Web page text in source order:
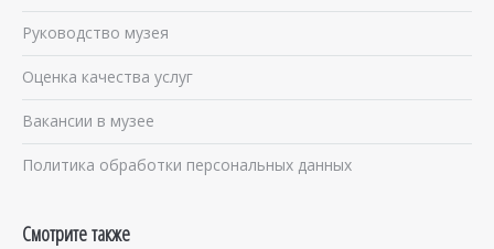
Руководство музея
Оценка качества услуг
Вакансии в музее
Политика обработки персональных данных
Смотрите также